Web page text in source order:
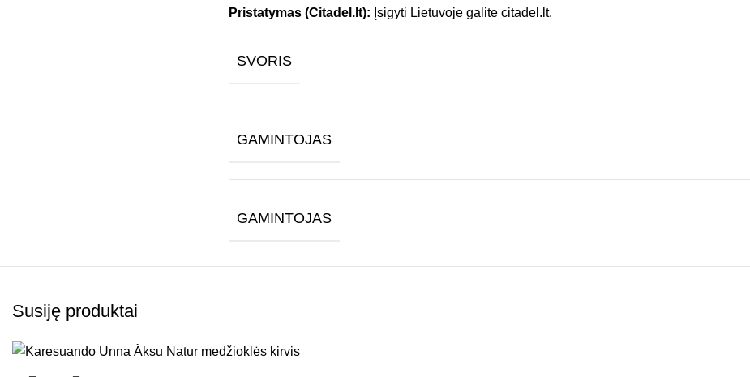
Pristatymas (Citadel.lt): Įsigyti Lietuvoje galite citadel.lt.
SVORIS
GAMINTOJAS
GAMINTOJAS
Susiję produktai